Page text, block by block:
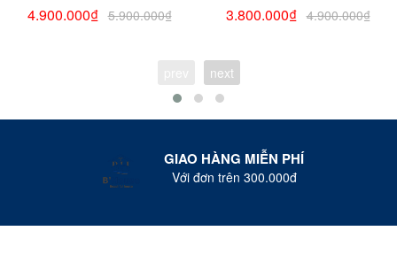
Lavabo Đẹp, Tủ Lavabo Phòng
4.900.000₫ 5.900.000₫
Lavabo Đẹp, Tủ Lavabo Phòng
3.800.000₫ 4.900.000₫
next
GIAO HÀNG MIỄN PHÍ
Với đơn trên 300.000đ